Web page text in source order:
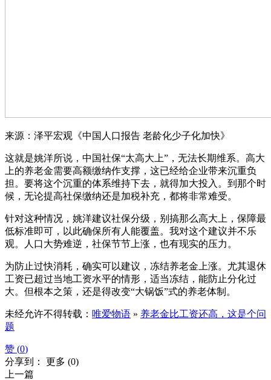
来源：泽平宏观《中国人口报告 老龄化少子化加快》
这就是姚洋所说，中国社保“太高大上”，无法长期维系。高大
上的养老金需要高额缴纳作支撑，这已经给企业带来沉重负
担。要将这个沉重的体系维持下去，就得加大投入。到那个时
候，无论提高社保缴纳还是加税补充，都将非常难受。
针对这种情况，姚洋建议社保分级，别搞那么高大上，保障最
低标准即可，以此确保所有人能覆盖。我对这个建议并不乐
观。人口大势难逆，社保节节上涨，也有现实的压力。
为防止过快消耗，确实可以建议，冻结养老金上涨。尤其退休
工资已超过当地工资水平的情形，适当冻结，能防止分化过
大。但根本之策，还是得改变“大锅饭”式的养老体制。
未经允许不得转载： 唯爱物语 » 养老金比工资还高，这是个问
题
赞 (0)
分享到： 更多 (0)
上一篇